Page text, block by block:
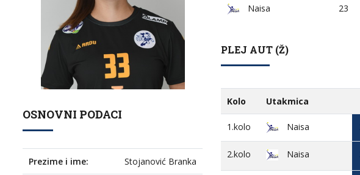
OSNOVNI PODACI
Prezime i ime: Stojanović Branka
Naisa 23
PLEJ AUT (Ž)
Kolo Utakmica
1.kolo Naisa
2.kolo Naisa